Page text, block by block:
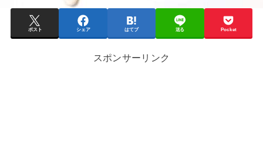
ポスト シェア はてブ 送る Pocket
スポンサーリンク